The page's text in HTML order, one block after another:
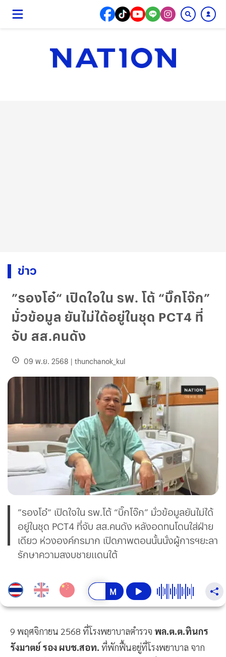
ข่าว
”รองโอ๋“ เปิดใจใน รพ. โต้ “บิ๊กโจ๊ก”
มั่วข้อมูล ยันไม่ได้อยู่ในชุด PCT4 ที่
จับ สส.คนดัง
09 พ.ย. 2568 | thunchanok_kul
”รองโอ๋“ เปิดใจใน รพ.โต้ “บิ๊กโจ๊ก” มั่วข้อมูลยันไม่ได้
อยู่ในชุด PCT4 ที่จับ สส.คนดัง หลังอดทนโดนใส่ฝ่าย
เดียว ห่วงองค์กรมาก เปิดภาพตอนนั้นนั่งผู้การฯยะลา
รักษาความสงบชายแดนใต้
9 พฤศจิกายน 2568 ที่โรงพยาบาลตำรวจ พล.ต.ต.ทินกร
รังมาตย์ รอง ผบช.สอท. ที่พักฟื้นอยู่ที่โรงพยาบาล จาก